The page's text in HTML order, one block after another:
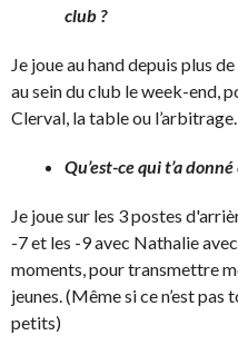
club ?
Je joue au hand depuis plus
au sein du club le week-end,
Clerval, la table ou l’arbitrage.
Qu’est-ce qui t’a
Je joue sur les 3 postes
-7 et les -9 avec Nathalie
moments, pour transmettre
jeunes. (Même si ce n’est
petits)